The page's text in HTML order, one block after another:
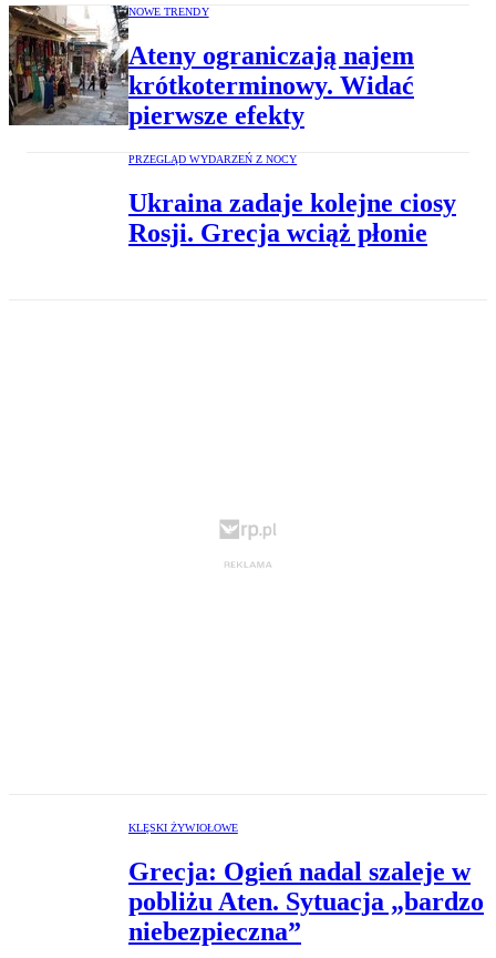
NOWE TRENDY
Ateny ograniczają najem
krótkoterminowy. Widać
pierwsze efekty
PRZEGLĄD WYDARZEŃ Z NOCY
Ukraina zadaje kolejne ciosy
Rosji. Grecja wciąż płonie
KLĘSKI ŻYWIOŁOWE
Grecja: Ogień nadal szaleje w
pobliżu Aten. Sytuacja „bardzo
niebezpieczna”